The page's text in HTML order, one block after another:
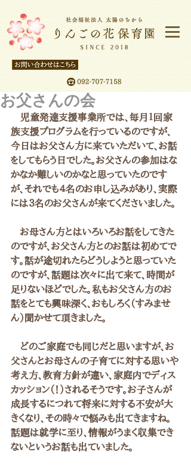
お父さんの会
児童発達支援事業所では、毎月１回家
族支援プログラムを行っているのですが、
今日はお父さん方に来ていただいて、お話
をしてもらう日でした。お父さんの参加はな
かなか難しいのかなと思っていたのです
が、それでも４名のお申し込みがあり、実際
には３名のお父さんが来てくださいました。
お母さん方とはいろいろお話をしてきた
のですが、お父さん方とのお話は初めてで
す。話が途切れたらどうしようと思っていた
のですが、話題は次々に出て来て、時間が
足りないほどでした。私もお父さん方のお
話をとても興味深く、おもしろく（すみませ
ん）聞かせて頂きました。
どのご家庭でも同じだと思いますが、お
父さんとお母さんの子育てに対する思いや
考え方、教育方針が違い、家庭内でディス
カッション（！）されるそうです。お子さんが
成長するにつれて将来に対する不安が大
きくなり、その時々で悩みも出てきますね。
話題は就学に至り、情報がうまく収集でき
ないというお話も出ていました。